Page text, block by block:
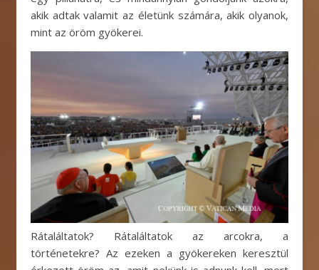
akik adtak valamit az életünk számára, akik olyanok,
mint az öröm gyökerei.
Rátaláltatok? Rátaláltatok az arcokra, a
történetekre? Az ezeken a gyökereken keresztül